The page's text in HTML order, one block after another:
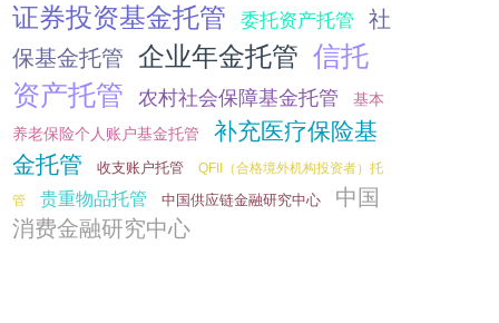
内建议多管齐下优化市场环境
2017年07月21日
瑞银资产管理获中国私募管理人牌照
2017年07月21日
四大AMC是如何处理银行剥离的不良
资产的？
11只QDII基金净值涨超30% 机构担
忧美股或迎多事之秋
2017年09月22日
一文看懂那些年资管产品嵌套那些事
（信托、券商资管、基金专户、银行
理财…）
2017年09月22日
证券投资基金托管 委托资产托管
社
保基金托管
企业年金托管 信托
资产托管
农村社会保障基金托管
基本
养老保险个人账户基金托管
补充医疗保险基
金托管
收支账户托管 QFII（合格境外机构投资者）托
管 贵重物品托管 中国供应链金融研究中心
中国
消费金融研究中心